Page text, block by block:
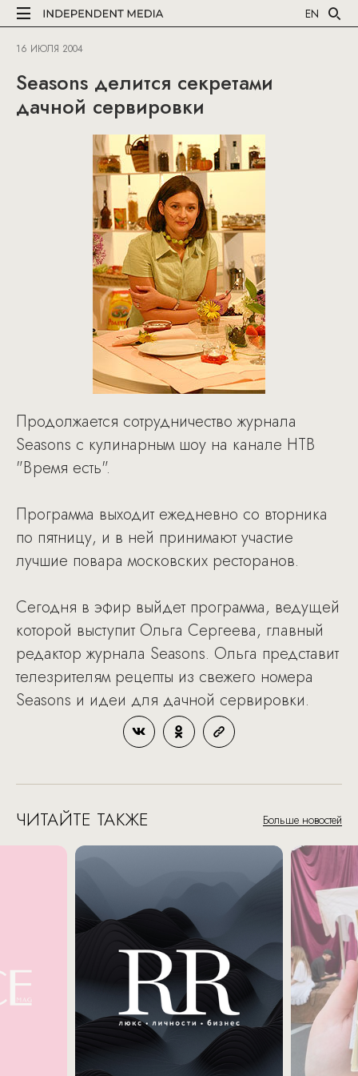
EN
16 ИЮЛЯ 2004
Seasons делится секретами
дачной сервировки
Продолжается сотрудничество журнала
Seasons с кулинарным шоу на канале НТВ
"Время есть".
Программа выходит ежедневно со вторника
по пятницу, и в ней принимают участие
лучшие повара московских ресторанов.
Сегодня в эфир выйдет программа, ведущей
которой выступит Ольга Сергеева, главный
редактор журнала Seasons. Ольга представит
телезрителям рецепты из свежего номера
Seasons и идеи для дачной сервировки.
ЧИТАЙТЕ ТАКЖЕ Больше новостей